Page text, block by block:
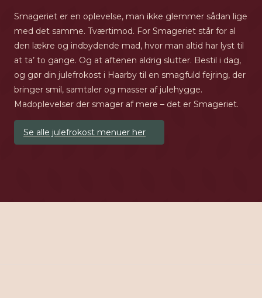
Smageriet er en oplevelse, man ikke glemmer sådan lige
med det samme. Tværtimod. For Smageriet står for al
den lækre og indbydende mad, hvor man altid har lyst til
at ta’ to gange. Og at aftenen aldrig slutter. Bestil i dag,
og gør din julefrokost i Haarby til en smagfuld fejring, der
bringer smil, samtaler og masser af julehygge.
Madoplevelser der smager af mere – det er Smageriet.
Se alle julefrokost menuer her